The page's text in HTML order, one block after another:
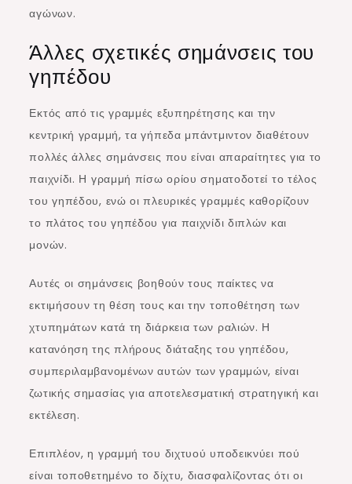
αγώνων.
Άλλες σχετικές σημάνσεις του
γηπέδου
Εκτός από τις γραμμές εξυπηρέτησης και την
κεντρική γραμμή, τα γήπεδα μπάντμιντον διαθέτουν
πολλές άλλες σημάνσεις που είναι απαραίτητες για το
παιχνίδι. Η γραμμή πίσω ορίου σηματοδοτεί το τέλος
του γηπέδου, ενώ οι πλευρικές γραμμές καθορίζουν
το πλάτος του γηπέδου για παιχνίδι διπλών και
μονών.
Αυτές οι σημάνσεις βοηθούν τους παίκτες να
εκτιμήσουν τη θέση τους και την τοποθέτηση των
χτυπημάτων κατά τη διάρκεια των ραλιών. Η
κατανόηση της πλήρους διάταξης του γηπέδου,
συμπεριλαμβανομένων αυτών των γραμμών, είναι
ζωτικής σημασίας για αποτελεσματική στρατηγική και
εκτέλεση.
Επιπλέον, η γραμμή του διχτυού υποδεικνύει πού
είναι τοποθετημένο το δίχτυ, διασφαλίζοντας ότι οι